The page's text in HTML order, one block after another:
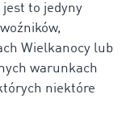
jest to jedyny
Wielkanocy lub
warunkach
niektóre